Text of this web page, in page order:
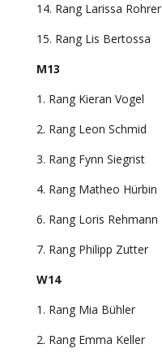
14. Rang Larissa Rohrer
15. Rang Lis Bertossa
M13
1. Rang Kieran Vogel
2. Rang Leon Schmid
3. Rang Fynn Siegrist
4. Rang Matheo Hürbin
6. Rang Loris Rehmann
7. Rang Philipp Zutter
W14
1. Rang Mia Bühler
2. Rang Emma Keller